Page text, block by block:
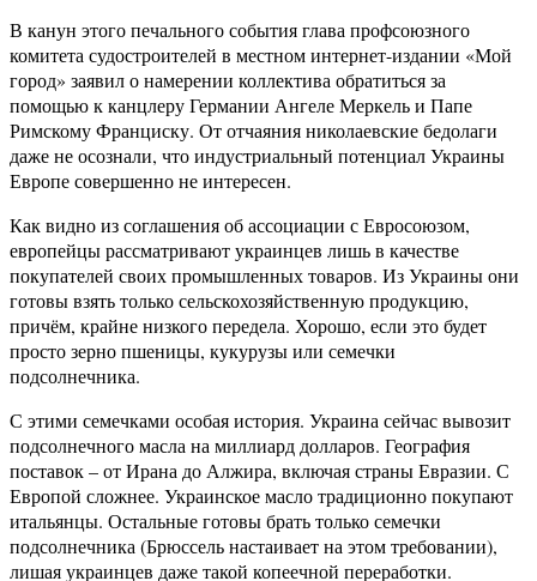
В канун этого печального события глава профсоюзного
комитета судостроителей в местном интернет-издании «Мой
город» заявил о намерении коллектива обратиться за
помощью к канцлеру Германии Ангеле Меркель и Папе
Римскому Франциску. От отчаяния николаевские бедолаги
даже не осознали, что индустриальный потенциал Украины
Европе совершенно не интересен.
Как видно из соглашения об ассоциации с Евросоюзом,
европейцы рассматривают украинцев лишь в качестве
покупателей своих промышленных товаров. Из Украины они
готовы взять только сельскохозяйственную продукцию,
причём, крайне низкого передела. Хорошо, если это будет
просто зерно пшеницы, кукурузы или семечки
подсолнечника.
С этими семечками особая история. Украина сейчас вывозит
подсолнечного масла на миллиард долларов. География
поставок – от Ирана до Алжира, включая страны Евразии. С
Европой сложнее. Украинское масло традиционно покупают
итальянцы. Остальные готовы брать только семечки
подсолнечника (Брюссель настаивает на этом требовании),
лишая украинцев даже такой копеечной переработки.